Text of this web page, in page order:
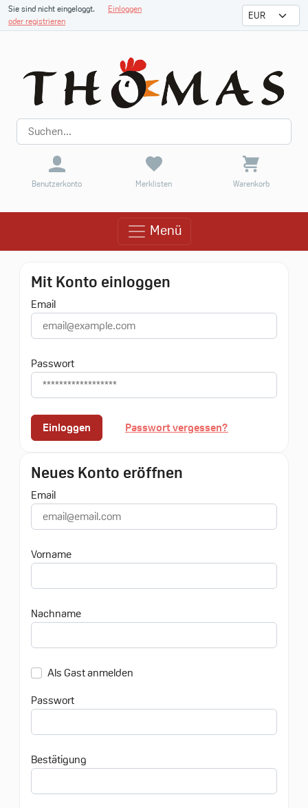
Sie sind nicht eingeloggt.
Einloggen
oder registrieren
Benutzerkonto Merklisten Warenkorb
MenüMenü
Mit Konto einloggen
Email
Passwort
Einloggen Passwort vergessen?
Neues Konto eröffnen
Email
Vorname
Nachname
Als Gast anmelden
Passwort
Bestätigung